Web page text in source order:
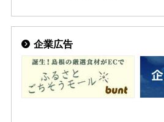
企業広告